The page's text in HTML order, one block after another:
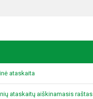
ataskaita
ataskaitų aiškinamasis raštas